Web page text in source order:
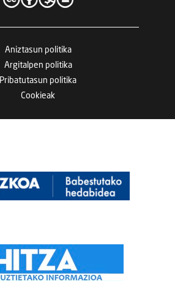
Aniztasun politika
Argitalpen politika
Pribatutasun politika
Cookieak